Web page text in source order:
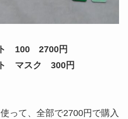
ト 100 2700円
ト マスク 300円
って、全部で2700円で購入